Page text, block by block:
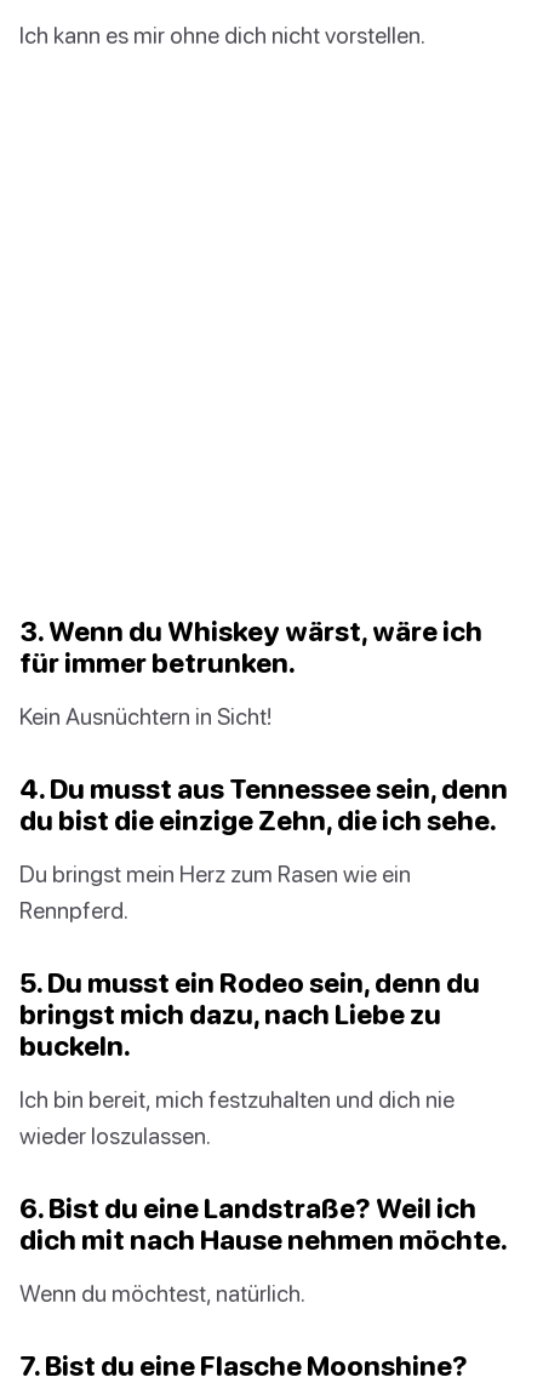
Ich kann es mir ohne dich nicht vorstellen.
3. Wenn du Whiskey wärst, wäre ich
für immer betrunken.
Kein Ausnüchtern in Sicht!
4. Du musst aus Tennessee sein, denn
du bist die einzige Zehn, die ich sehe.
Du bringst mein Herz zum Rasen wie ein
Rennpferd.
5. Du musst ein Rodeo sein, denn du
bringst mich dazu, nach Liebe zu
buckeln.
Ich bin bereit, mich festzuhalten und dich nie
wieder loszulassen.
6. Bist du eine Landstraße? Weil ich
dich mit nach Hause nehmen möchte.
Wenn du möchtest, natürlich.
7. Bist du eine Flasche Moonshine?